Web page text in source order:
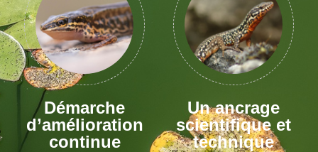
Démarche
d’amélioration
continue
Un ancrage
scientifique et
technique